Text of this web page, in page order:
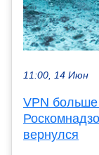
11:00, 14 Июн
VPN
вернулся